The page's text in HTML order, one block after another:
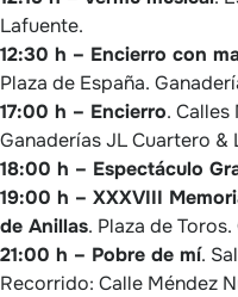
Lafuente.
12:30 h – Encierro con
Plaza de España.
17:00 h – Encierro. Calles
Ganaderías JL Cuartero &
18:00 h – Espectáculo
19:00 h – XXXVIII
de Anillas. Plaza de
21:00 h – Pobre de mí.
Recorrido: Calle Méndez